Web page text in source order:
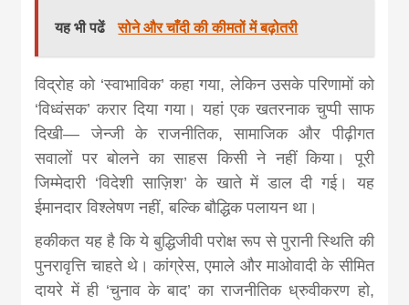
यह भी पढें सोने और चाँदी की कीमतों में बढ़ोतरी
विद्रोह को ‘स्वाभाविक’ कहा गया, लेकिन उसके परिणामों को
‘विध्वंसक’ करार दिया गया। यहां एक खतरनाक चुप्पी साफ
दिखी— जेन्जी के राजनीतिक, सामाजिक और पीढ़ीगत
सवालों पर बोलने का साहस किसी ने नहीं किया। पूरी
जिम्मेदारी ‘विदेशी साज़िश’ के खाते में डाल दी गई। यह
ईमानदार विश्लेषण नहीं, बल्कि बौद्धिक पलायन था।
हकीकत यह है कि ये बुद्धिजीवी परोक्ष रूप से पुरानी स्थिति की
पुनरावृत्ति चाहते थे। कांग्रेस, एमाले और माओवादी के सीमित
दायरे में ही ‘चुनाव के बाद’ का राजनीतिक ध्रुवीकरण हो,